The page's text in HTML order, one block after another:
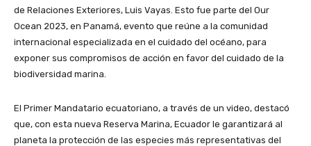
de Relaciones Exteriores, Luis Vayas. Esto fue parte del Our
Ocean 2023, en Panamá, evento que reúne a la comunidad
internacional especializada en el cuidado del océano, para
exponer sus compromisos de acción en favor del cuidado de la
biodiversidad marina.
El Primer Mandatario ecuatoriano, a través de un video, destacó
que, con esta nueva Reserva Marina, Ecuador le garantizará al
planeta la protección de las especies más representativas del